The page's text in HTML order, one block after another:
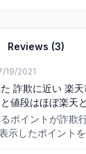
Reviews (3)
19/2021
詐欺に近い 楽
値段はほぼ楽天
ポイントが詐欺
示したポイント